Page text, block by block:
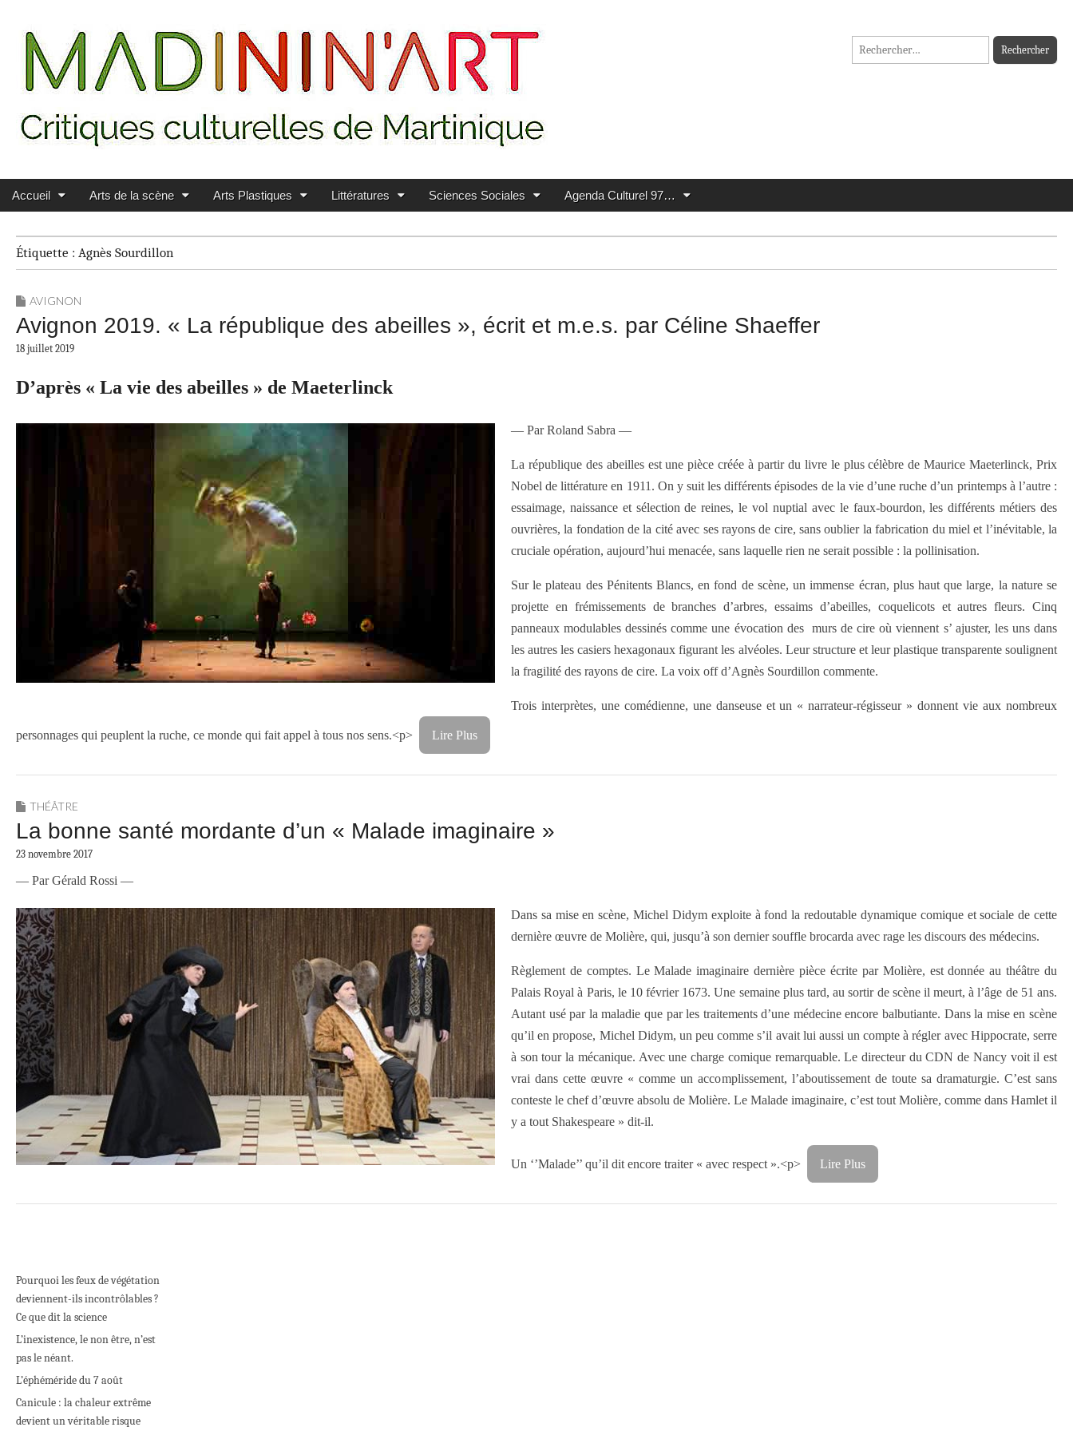
MADININ'ART
Rechercher :
Main menu
Skip to content
Accueil Arts de la scène Arts Plastiques Littératures Sciences Sociales Agenda Culturel 97…
Étiquette : Agnès Sourdillon
AVIGNON
Avignon 2019. « La république des abeilles », écrit et m.e.s. par Céline Shaeffer
18 juillet 2019
D’après « La vie des abeilles » de Maeterlinck
— Par Roland Sabra —
La république des abeilles est une pièce créée à partir du livre le plus célèbre de Maurice Maeterlinck, Prix
Nobel de littérature en 1911. On y suit les différents épisodes de la vie d’une ruche d’un printemps à l’autre :
essaimage, naissance et sélection de reines, le vol nuptial avec le faux-bourdon, les différents métiers des
ouvrières, la fondation de la cité avec ses rayons de cire, sans oublier la fabrication du miel et l’inévitable, la
cruciale opération, aujourd’hui menacée, sans laquelle rien ne serait possible : la pollinisation.
Sur le plateau des Pénitents Blancs, en fond de scène, un immense écran, plus haut que large, la nature se
projette en frémissements de branches d’arbres, essaims d’abeilles, coquelicots et autres fleurs. Cinq
panneaux modulables dessinés comme une évocation des murs de cire où viennent s’ ajuster, les uns dans
les autres les casiers hexagonaux figurant les alvéoles. Leur structure et leur plastique transparente soulignent
la fragilité des rayons de cire. La voix off d’Agnès Sourdillon commente.
Trois interprètes, une comédienne, une danseuse et un « narrateur-régisseur » donnent vie aux nombreux
personnages qui peuplent la ruche, ce monde qui fait appel à tous nos sens.<p> Lire Plus
THÉÂTRE
La bonne santé mordante d’un « Malade imaginaire »
23 novembre 2017
— Par Gérald Rossi —
Dans sa mise en scène, Michel Didym exploite à fond la redoutable dynamique comique et sociale de cette
dernière œuvre de Molière, qui, jusqu’à son dernier souffle brocarda avec rage les discours des médecins.
Règlement de comptes. Le Malade imaginaire dernière pièce écrite par Molière, est donnée au théâtre du
Palais Royal à Paris, le 10 février 1673. Une semaine plus tard, au sortir de scène il meurt, à l’âge de 51 ans.
Autant usé par la maladie que par les traitements d’une médecine encore balbutiante. Dans la mise en scène
qu’il en propose, Michel Didym, un peu comme s’il avait lui aussi un compte à régler avec Hippocrate, serre
à son tour la mécanique. Avec une charge comique remarquable. Le directeur du CDN de Nancy voit il est
vrai dans cette œuvre « comme un accomplissement, l’aboutissement de toute sa dramaturgie. C’est sans
conteste le chef d’œuvre absolu de Molière. Le Malade imaginaire, c’est tout Molière, comme dans Hamlet il
y a tout Shakespeare » dit-il.
Un ‘’Malade’’ qu’il dit encore traiter « avec respect ».<p> Lire Plus
Pourquoi les feux de végétation
deviennent-ils incontrôlables ?
Ce que dit la science
L’inexistence, le non être, n’est
pas le néant.
L’éphéméride du 7 août
Canicule : la chaleur extrême
devient un véritable risque